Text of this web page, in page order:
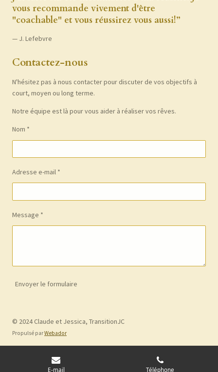
vous recommande vivement d'être
"coachable" et vous réussirez vous aussi!”
— J. Lefebvre
Contactez-nous
N'hésitez pas à nous contacter pour discuter de vos objectifs à
court, moyen ou long terme.
Notre équipe est là pour vous aider à réaliser vos rêves.
Nom *
Adresse e-mail *
Message *
Envoyer le formulaire
© 2024 Claude et Jessica, TransitionJC
Propulsé parWebador
E-mail Téléphone